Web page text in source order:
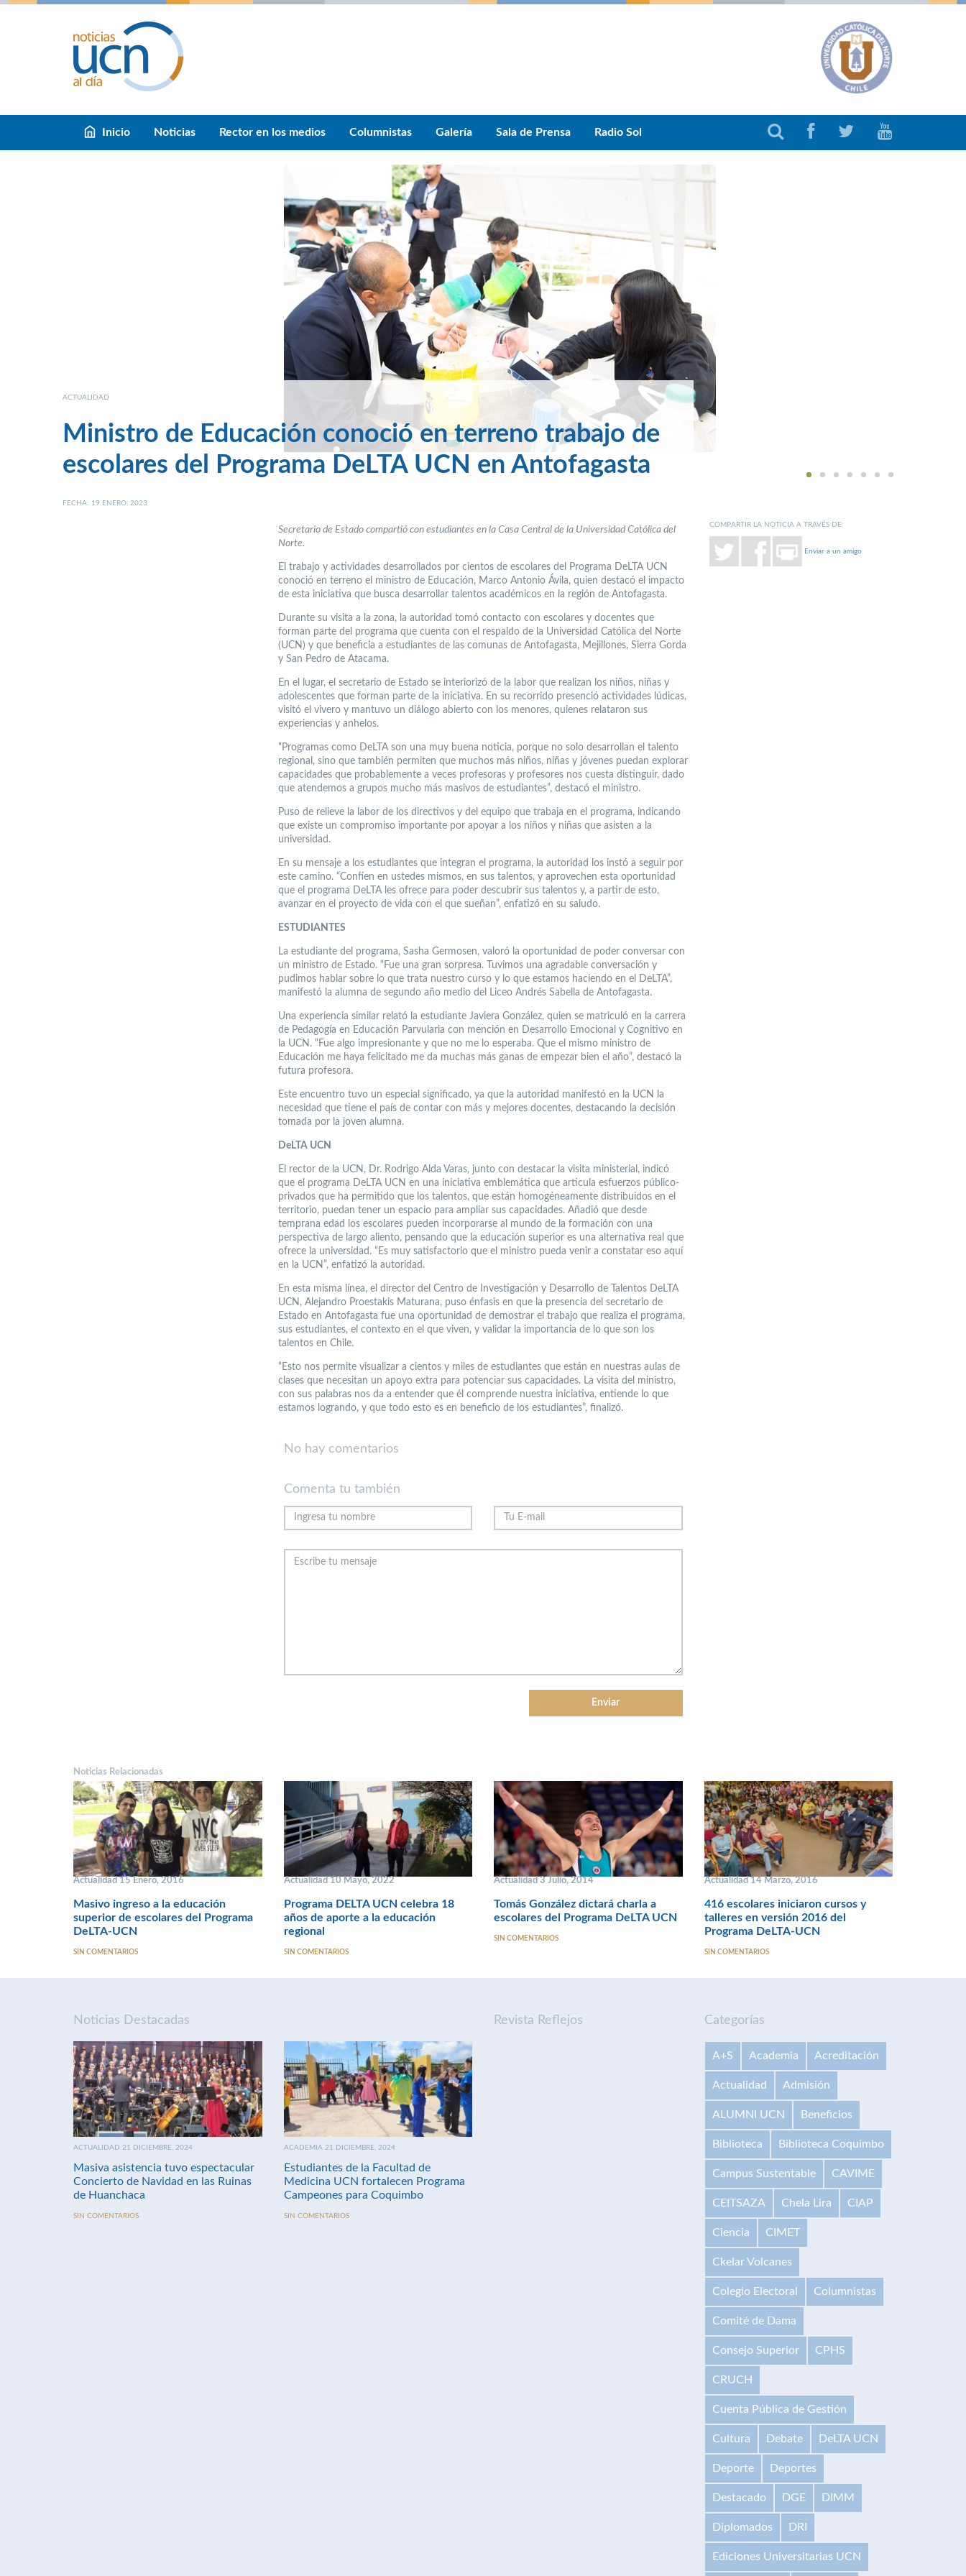
Inicio Noticias Rector en los medios Columnistas Galería Sala de Prensa Radio Sol
1 2 3 4 5 6 7
ACTUALIDAD
Ministro de Educación conoció en terreno trabajo de
escolares del Programa DeLTA UCN en Antofagasta
FECHA: 19 ENERO, 2023
Secretario de Estado compartió con estudiantes en la Casa Central de la Universidad Católica del
Norte.
El trabajo y actividades desarrollados por cientos de escolares del Programa DeLTA UCN
conoció en terreno el ministro de Educación, Marco Antonio Ávila, quien destacó el impacto
de esta iniciativa que busca desarrollar talentos académicos en la región de Antofagasta.
Durante su visita a la zona, la autoridad tomó contacto con escolares y docentes que
forman parte del programa que cuenta con el respaldo de la Universidad Católica del Norte
(UCN) y que beneficia a estudiantes de las comunas de Antofagasta, Mejillones, Sierra Gorda
y San Pedro de Atacama.
En el lugar, el secretario de Estado se interiorizó de la labor que realizan los niños, niñas y
adolescentes que forman parte de la iniciativa. En su recorrido presenció actividades lúdicas,
visitó el vivero y mantuvo un diálogo abierto con los menores, quienes relataron sus
experiencias y anhelos.
“Programas como DeLTA son una muy buena noticia, porque no solo desarrollan el talento
regional, sino que también permiten que muchos más niños, niñas y jóvenes puedan explorar
capacidades que probablemente a veces profesoras y profesores nos cuesta distinguir, dado
que atendemos a grupos mucho más masivos de estudiantes”, destacó el ministro.
Puso de relieve la labor de los directivos y del equipo que trabaja en el programa, indicando
que existe un compromiso importante por apoyar a los niños y niñas que asisten a la
universidad.
En su mensaje a los estudiantes que integran el programa, la autoridad los instó a seguir por
este camino. “Confíen en ustedes mismos, en sus talentos, y aprovechen esta oportunidad
que el programa DeLTA les ofrece para poder descubrir sus talentos y, a partir de esto,
avanzar en el proyecto de vida con el que sueñan”, enfatizó en su saludo.
ESTUDIANTES
La estudiante del programa, Sasha Germosen, valoró la oportunidad de poder conversar con
un ministro de Estado. “Fue una gran sorpresa. Tuvimos una agradable conversación y
pudimos hablar sobre lo que trata nuestro curso y lo que estamos haciendo en el DeLTA”,
manifestó la alumna de segundo año medio del Liceo Andrés Sabella de Antofagasta.
Una experiencia similar relató la estudiante Javiera González, quien se matriculó en la carrera
de Pedagogía en Educación Parvularia con mención en Desarrollo Emocional y Cognitivo en
la UCN. “Fue algo impresionante y que no me lo esperaba. Que el mismo ministro de
Educación me haya felicitado me da muchas más ganas de empezar bien el año”, destacó la
futura profesora.
Este encuentro tuvo un especial significado, ya que la autoridad manifestó en la UCN la
necesidad que tiene el país de contar con más y mejores docentes, destacando la decisión
tomada por la joven alumna.
DeLTA UCN
El rector de la UCN, Dr. Rodrigo Alda Varas, junto con destacar la visita ministerial, indicó
que el programa DeLTA UCN en una iniciativa emblemática que articula esfuerzos público-
privados que ha permitido que los talentos, que están homogéneamente distribuidos en el
territorio, puedan tener un espacio para ampliar sus capacidades. Añadió que desde
temprana edad los escolares pueden incorporarse al mundo de la formación con una
perspectiva de largo aliento, pensando que la educación superior es una alternativa real que
ofrece la universidad. “Es muy satisfactorio que el ministro pueda venir a constatar eso aquí
en la UCN”, enfatizó la autoridad.
En esta misma línea, el director del Centro de Investigación y Desarrollo de Talentos DeLTA
UCN, Alejandro Proestakis Maturana, puso énfasis en que la presencia del secretario de
Estado en Antofagasta fue una oportunidad de demostrar el trabajo que realiza el programa,
sus estudiantes, el contexto en el que viven, y validar la importancia de lo que son los
talentos en Chile.
“Esto nos permite visualizar a cientos y miles de estudiantes que están en nuestras aulas de
clases que necesitan un apoyo extra para potenciar sus capacidades. La visita del ministro,
con sus palabras nos da a entender que él comprende nuestra iniciativa, entiende lo que
estamos logrando, y que todo esto es en beneficio de los estudiantes”, finalizó.
COMPARTIR LA NOTICIA A TRAVÉS DE:
Enviar a un amigo
No hay comentarios
Comenta tu también
Noticias Relacionadas
Actualidad 15 Enero, 2016
Masivo ingreso a la educación
superior de escolares del Programa
DeLTA-UCN
SIN COMENTARIOS
Actualidad 10 Mayo, 2022
Programa DELTA UCN celebra 18
años de aporte a la educación
regional
SIN COMENTARIOS
Actualidad 3 Julio, 2014
Tomás González dictará charla a
escolares del Programa DeLTA UCN
SIN COMENTARIOS
Actualidad 14 Marzo, 2016
416 escolares iniciaron cursos y
talleres en versión 2016 del
Programa DeLTA-UCN
SIN COMENTARIOS
Noticias Destacadas
ACTUALIDAD 21 DICIEMBRE, 2024
Masiva asistencia tuvo espectacular
Concierto de Navidad en las Ruinas
de Huanchaca
SIN COMENTARIOS
ACADEMIA 21 DICIEMBRE, 2024
Estudiantes de la Facultad de
Medicina UCN fortalecen Programa
Campeones para Coquimbo
SIN COMENTARIOS
Revista Reflejos Categorías
A+S Academia Acreditación
Actualidad Admisión
ALUMNI UCN Beneficios
Biblioteca Biblioteca Coquimbo
Campus Sustentable CAVIME
CEITSAZA Chela Lira CIAP
Ciencia CIMET
Ckelar Volcanes
Colegio Electoral Columnistas
Comité de Dama
Consejo Superior CPHS
CRUCH
Cuenta Pública de Gestión
Cultura Debate DeLTA UCN
Deporte Deportes
Destacado DGE DIMM
Diplomados DRI
Ediciones Universitarias UCN